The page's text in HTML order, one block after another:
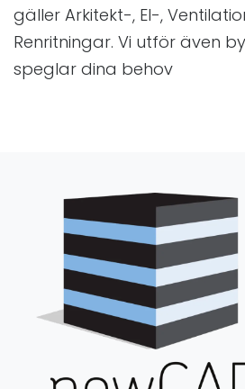
gäller Arkitekt-, El-,
Renritningar. Vi utför även
speglar dina behov